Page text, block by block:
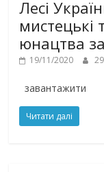
Лесі
мистецькі
юнацтва
19/11/2020
завантажити
Читати далі